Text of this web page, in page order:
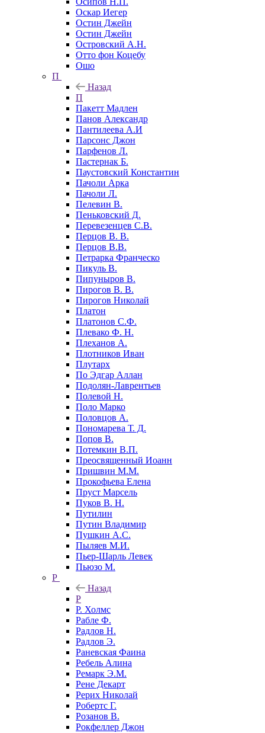
Оскар Иегер
Остин Джейн
Остин Джейн
Островский А.Н.
Отто фон Коцебу
Ошо
П
Назад
П
Пакетт Мадлен
Панов Александр
Пантилеева А.И
Парсонс Джон
Парфенов Л.
Пастернак Б.
Паустовский Константин
Пачоли Арка
Пачоли Л.
Пелевин В.
Пеньковский Д.
Перевезенцев С.В.
Перцов В. В.
Перцов В.В.
Петрарка Франческо
Пикуль В.
Пипуныров В.
Пирогов В. В.
Пирогов Николай
Платон
Платонов С.Ф.
Плевако Ф. Н.
Плеханов А.
Плотников Иван
Плутарх
По Эдгар Аллан
Подолян-Лаврентьев
Полевой Н.
Поло Марко
Половцов А.
Пономарева Т. Д.
Попов В.
Потемкин В.П.
Преосвященный Иоанн
Пришвин М.М.
Прокофьева Елена
Пруст Марсель
Пуков В. Н.
Путилин
Путин Владимир
Пушкин А.С.
Пыляев М.И.
Пьер-Шарль Левек
Пьюзо М.
Р
Назад
Р
Р. Холмс
Рабле Ф.
Радлов Н.
Радлов Э.
Раневская Фаина
Ребель Алина
Ремарк Э.М.
Рене Декарт
Рерих Николай
Робертс Г.
Розанов В.
Рокфеллер Джон